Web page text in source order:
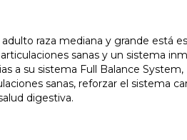
raza mediana y grande está
sanas y un sistema
a su sistema Full Balance
sanas, reforzar el sistema
digestiva.